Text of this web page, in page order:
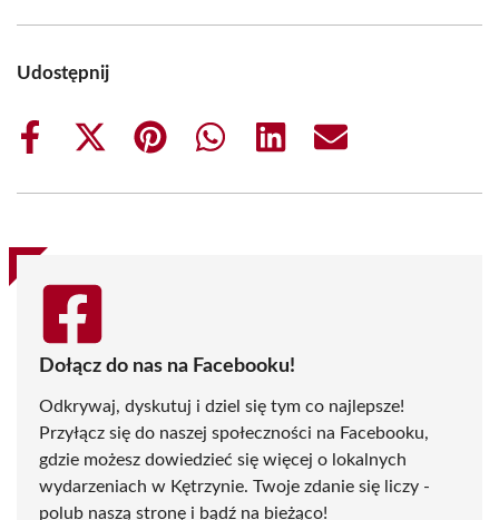
Udostępnij
Share
Share
(Twitter)
Share
Share
Share
Share
Dołącz do nas na Facebooku!
Odkrywaj, dyskutuj i dziel się tym co najlepsze!
Przyłącz się do naszej społeczności na Facebooku,
gdzie możesz dowiedzieć się więcej o lokalnych
wydarzeniach w Kętrzynie. Twoje zdanie się liczy -
polub naszą stronę i bądź na bieżąco!